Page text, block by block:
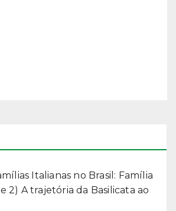
Italianas no Brasil: Família
2) A trajetória da Basilicata ao